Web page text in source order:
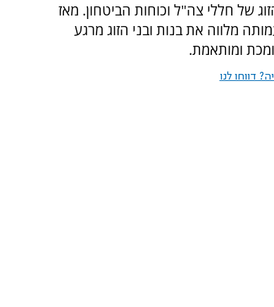
של חללי צה"ל וכוחות הביטחון. מאז
367 בנות ובני זוג, העמותה מלווה את בנות ובני הזוג מרגע
ומותאמת.
דווחו לנו